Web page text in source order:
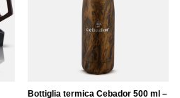
Bottiglia termica Cebador 500 ml –